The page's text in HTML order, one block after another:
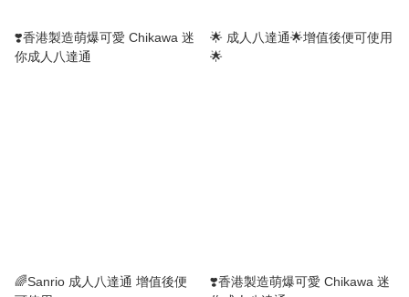
❣️香港製造萌爆可愛 Chikawa 迷
你成人八達通
🌟 成人八達通🌟增值後便可使用
🌟
🌈Sanrio 成人八達通 增值後便
❣️香港製造萌爆可愛 Chikawa 迷